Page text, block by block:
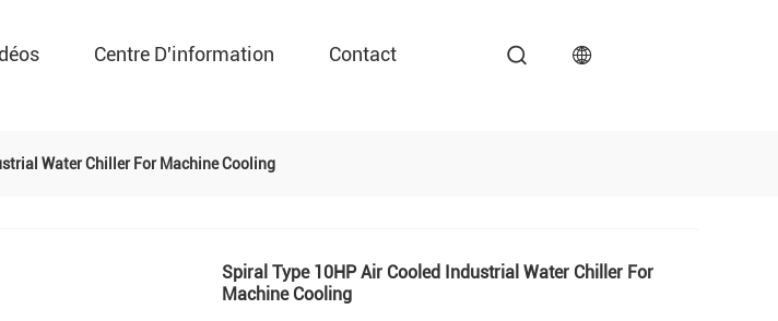
Centre D'information Contact
Water Chiller For Machine Cooling
Spiral Type 10HP Air Cooled Industrial Water Chiller For
Machine Cooling